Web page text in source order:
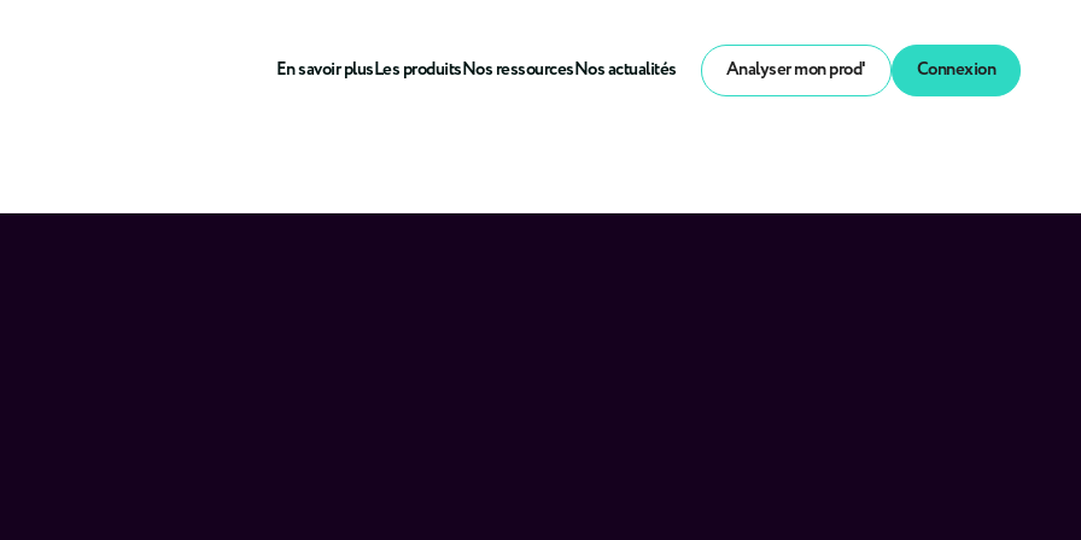
En savoir plusLes produitsNos ressourcesNos actualités Analyser mon prod' Connexion